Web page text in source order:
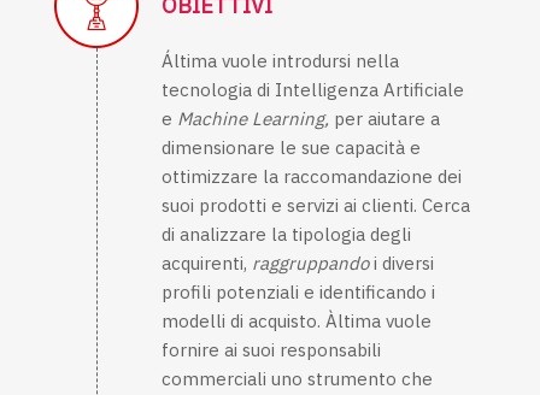
Áltima vuole introdursi nella
tecnologia di Intelligenza Artificiale
e Machine Learning, per aiutare a
dimensionare le sue capacità e
ottimizzare la raccomandazione dei
suoi prodotti e servizi ai clienti. Cerca
di analizzare la tipologia degli
acquirenti, raggruppandoi diversi
profili potenziali e identificando i
modelli di acquisto. Àltima vuole
fornire ai suoi responsabili
commerciali uno strumento che